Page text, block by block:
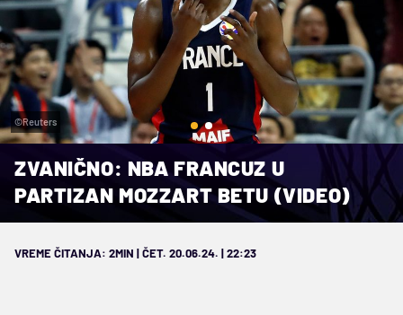
©Reuters
ZVANIČNO: NBA FRANCUZ U
PARTIZAN MOZZART BETU (VIDEO)
VREME ČITANJA: 2MIN | ČET. 20.06.24. | 22:23